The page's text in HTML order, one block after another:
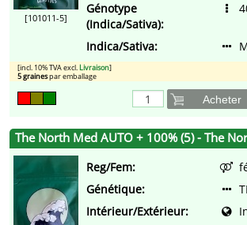
[101011-5]
Génotype
(Indica/Sativa):
Indica/Sativa:
[incl. 10% TVA excl. Livraison]
5 grainespar emballage
Acheter
The North Med AUTO + 100% (5) - The
Reg/Fem:
Génétique:
Intérieur/Extérieur: